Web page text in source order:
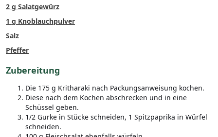
2 g Salatgewürz
1 g Knoblauchpulver
Salz
Pfeffer
Zubereitung
Die 175 g Kritharaki nach Packungsanweisung kochen.
Diese nach dem Kochen abschrecken und in eine
Schüssel geben.
1/2 Gurke in Stücke schneiden, 1 Spitzpaprika in Würfel
schneiden.